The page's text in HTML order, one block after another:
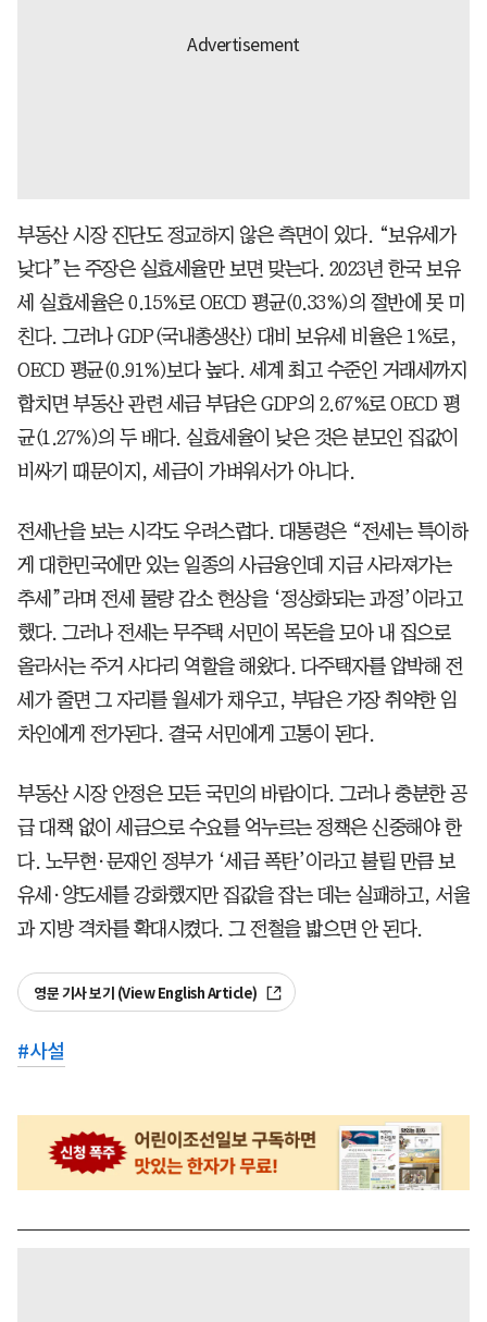
부동산 시장 진단도 정교하지 않은 측면이 있다. “보유세가
낮다”는 주장은 실효세율만 보면 맞는다. 2023년 한국 보유
세 실효세율은 0.15%로 OECD 평균(0.33%)의 절반에 못 미
친다. 그러나 GDP(국내총생산) 대비 보유세 비율은 1%로,
OECD 평균(0.91%)보다 높다. 세계 최고 수준인 거래세까지
합치면 부동산 관련 세금 부담은 GDP의 2.67%로 OECD 평
균(1.27%)의 두 배다. 실효세율이 낮은 것은 분모인 집값이
비싸기 때문이지, 세금이 가벼워서가 아니다.
전세난을 보는 시각도 우려스럽다. 대통령은 “전세는 특이하
게 대한민국에만 있는 일종의 사금융인데 지금 사라져가는
추세”라며 전세 물량 감소 현상을 ‘정상화되는 과정’이라고
했다. 그러나 전세는 무주택 서민이 목돈을 모아 내 집으로
올라서는 주거 사다리 역할을 해왔다. 다주택자를 압박해 전
세가 줄면 그 자리를 월세가 채우고, 부담은 가장 취약한 임
차인에게 전가된다. 결국 서민에게 고통이 된다.
부동산 시장 안정은 모든 국민의 바람이다. 그러나 충분한 공
급 대책 없이 세금으로 수요를 억누르는 정책은 신중해야 한
다. 노무현·문재인 정부가 ‘세금 폭탄’이라고 불릴 만큼 보
유세·양도세를 강화했지만 집값을 잡는 데는 실패하고, 서울
과 지방 격차를 확대시켰다. 그 전철을 밟으면 안 된다.
영문 기사 보기 (View English Article)
#사설